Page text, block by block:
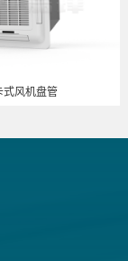
式风机盘管